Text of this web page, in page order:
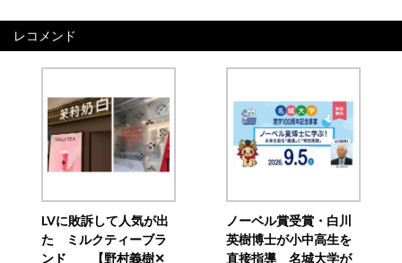
レコメンド
LVに敗訴して人気が出
た ミルクティーブラ
ンド 【野村義樹✕
ノーベル賞受賞・白川
英樹博士が小中高生を
直接指導 名城大学が